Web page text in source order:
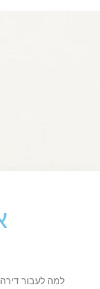
למה לעבור דירה